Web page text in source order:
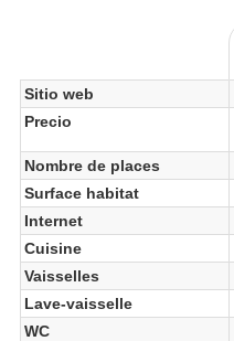
Sitio web
Precio
Nombre de places
Surface habitat
Internet
Cuisine
Vaisselles
Lave-vaisselle
WC